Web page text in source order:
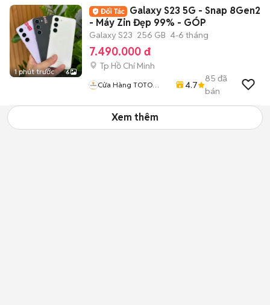
1 phút trước 6
Galaxy S23 5G - Snap 8Gen2
- Máy Zin Đẹp 99% - GÓP
Galaxy S23 256 GB 4-6 tháng
7.490.000 đ
Tp Hồ Chí Minh
Cửa Hàng TOTO
4.7
85 đã
bán
Xem thêm